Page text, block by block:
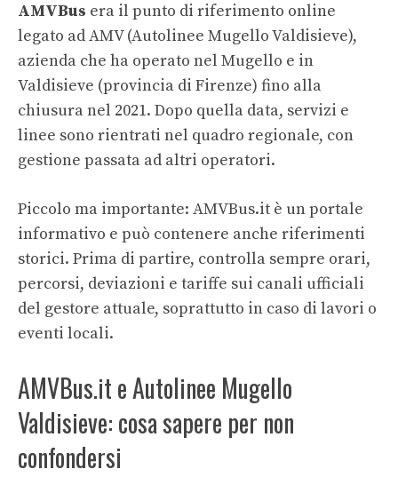
AMVBus era il punto di riferimento online
legato ad AMV (Autolinee Mugello Valdisieve),
azienda che ha operato nel Mugello e in
Valdisieve (provincia di Firenze) fino alla
chiusura nel 2021. Dopo quella data, servizi e
linee sono rientrati nel quadro regionale, con
gestione passata ad altri operatori.
Piccolo ma importante: AMVBus.it è un portale
informativo e può contenere anche riferimenti
storici. Prima di partire, controlla sempre orari,
percorsi, deviazioni e tariffe sui canali ufficiali
del gestore attuale, soprattutto in caso di lavori o
eventi locali.
AMVBus.it e Autolinee Mugello
Valdisieve: cosa sapere per non
confondersi